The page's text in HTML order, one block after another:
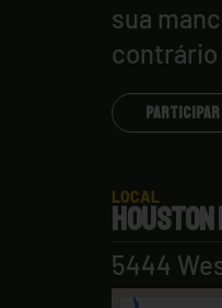
sua
contrário
LOCAL
5444